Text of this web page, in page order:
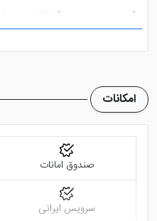
فاصله تا
بقعه سید رکن الدین
امکانات
صندوق امانات
سرویس ایرانی